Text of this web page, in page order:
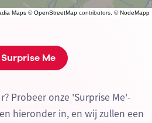
Maps ©OpenStreetMap contributors, ©NodeMapp
Surprise Me
Probeer onze 'Surprise Me'-
hieronder in, en wij zullen een